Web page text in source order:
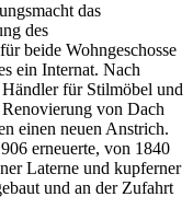
das
des
beide Wohngeschosse
ein Internat. Nach
für Stilmöbel und
von Dach
einen neuen Anstrich.
erneuerte, von 1840
Laterne und kupferner
und an der Zufahrt